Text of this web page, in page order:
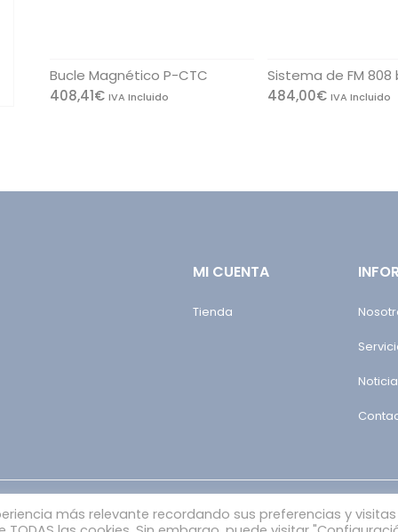
Bucle Magnético P-CTC
408,41€ IVA Incluido
Sistema de FM 808
484,00€ IVA Incluido
MI CUENTA
Tienda
más relevante recordando sus preferencias y visitas